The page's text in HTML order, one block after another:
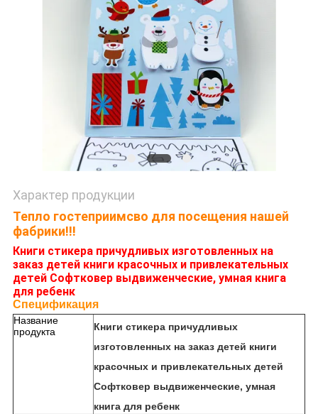
Характер продукции
Тепло гостеприимсво для посещения нашей
фабрики!!!
Книги стикера причудливых изготовленных на
заказ детей книги красочных и привлекательных
детей Софтковер выдвиженческие, умная книга
для ребенк
Спецификация
Название
продукта
Книги стикера причудливых
изготовленных на заказ детей книги
красочных и привлекательных детей
Софтковер выдвиженческие, умная
книга для ребенк